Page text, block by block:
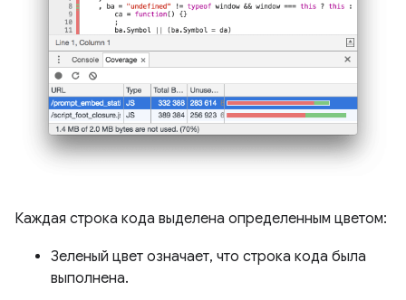
Каждая строка кода выделена определенным цветом:
Зеленый цвет означает, что строка кода была
выполнена.